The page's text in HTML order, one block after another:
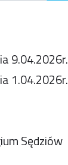
9.04.2026r.
1.04.2026r.
Sędziów